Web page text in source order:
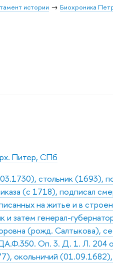
истории
Биохроника
Питер, СПб
стольник (1693),
(с 1718), подписал
на житье и в
и затем генерал-
(рожд. Салтыкова),
Оп. 3. Д. 1. Л. 204
окольничий (01.09.1682),